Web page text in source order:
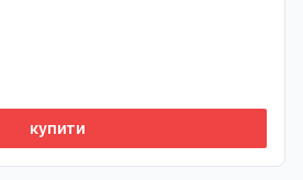
купити